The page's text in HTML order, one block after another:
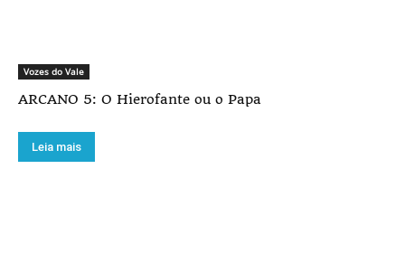
Vozes do Vale
ARCANO 5: O Hierofante ou o Papa
Leia mais